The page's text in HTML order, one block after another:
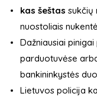
kas šeštas sukčių
nuostoliais
Dažniausiai
parduotuvėse
bankininkystės
Lietuvos policija